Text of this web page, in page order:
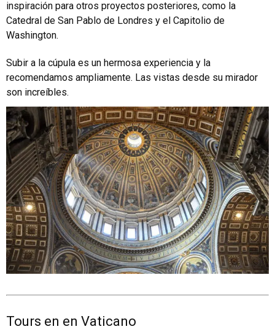
inspiración para otros proyectos posteriores, como la
Catedral de San Pablo de Londres y el Capitolio de
Washington.
Subir a la cúpula es un hermosa experiencia y la
recomendamos ampliamente. Las vistas desde su mirador
son increíbles.
Tours en en Vaticano